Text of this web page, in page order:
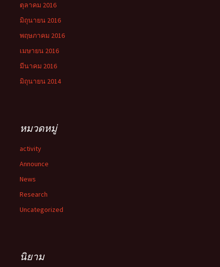
ตุลาคม 2016
มิถุนายน 2016
พฤษภาคม 2016
เมษายน 2016
มีนาคม 2016
มิถุนายน 2014
หมวดหมู่
activity
Announce
News
Research
Uncategorized
นิยาม